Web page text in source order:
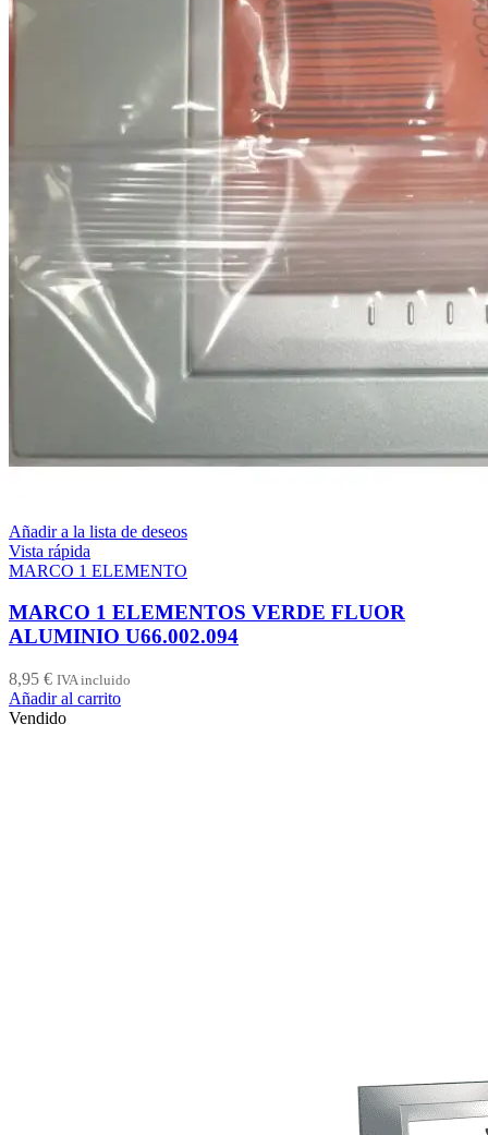
Añadir a la lista de deseos
Vista rápida
MARCO 1 ELEMENTO
MARCO 1 ELEMENTOS VERDE FLUOR
ALUMINIO U66.002.094
8,95 € IVA incluido
Añadir al carrito
Vendido